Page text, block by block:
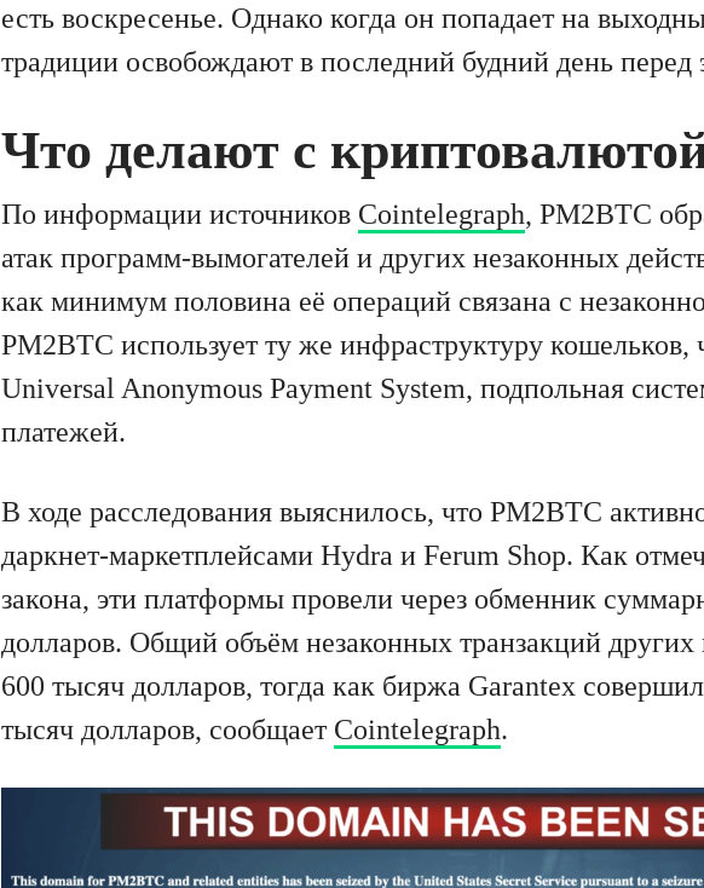
есть воскресенье. Однако когда он попадает на
традиции освобождают в последний будний день перед
Что делают с
По информации источников Cointelegraph, PM2BTC
атак программ-вымогателей и других незаконных
как минимум половина её операций связана с
PM2BTC использует ту же инфраструктуру кошельков,
Universal Anonymous Payment System, подпольная
платежей.
В ходе расследования выяснилось, что PM2BTC
даркнет-маркетплейсами Hydra и Ferum Shop. Как
закона, эти платформы провели через обменник
долларов. Общий объём незаконных транзакций других
600 тысяч долларов, тогда как биржа Garantex
тысяч долларов, сообщает Cointelegraph.